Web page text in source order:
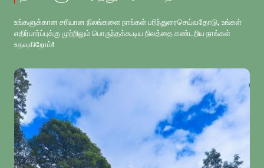
உங்களுக்கான சரியான நிலங்களை நாங்கள் பரிந்துரைசெய்வதோடு, உங்கள்
எதிர்பார்ப்புக்கு முற்றிலும் பொருந்தக்கூடிய நிலத்தை கண்டறிய நாங்கள்
உதவுகிறோம்!